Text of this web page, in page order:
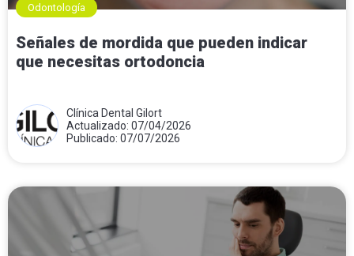
Odontología
Señales de mordida que pueden indicar
que necesitas ortodoncia
Clínica Dental Gilort
Actualizado: 07/04/2026
Publicado: 07/07/2026